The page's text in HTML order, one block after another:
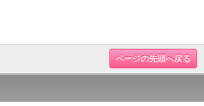
ページの先頭へ戻る